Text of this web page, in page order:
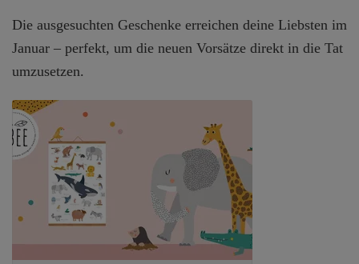
Die ausgesuchten Geschenke erreichen deine Liebsten im
Januar – perfekt, um die neuen Vorsätze direkt in die Tat
umzusetzen.